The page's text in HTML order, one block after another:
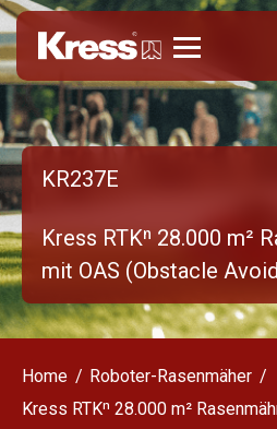
KR237E
Kress RTKⁿ 28.000 m²
mit OAS (Obstacle
Home
Roboter-Rasenmäher
Kress RTKⁿ 28.000 m²